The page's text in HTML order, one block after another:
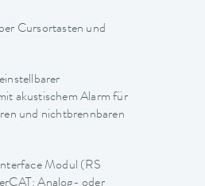
Cursortasten und
akustischem Alarm für
und nichtbrennbaren
Modul (RS
Analog- oder